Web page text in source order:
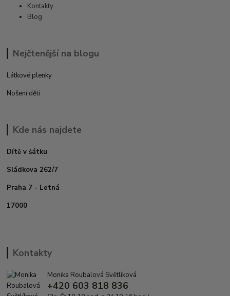
Kontakty
Blog
Nejčtenější na blogu
Látkové plenky
Nošení dětí
Kde nás najdete
Dítě v šátku
Sládkova 262/7
Praha 7 - Letná
17000
Kontakty
Monika Roubalová Světlíková
+420 603 818 836